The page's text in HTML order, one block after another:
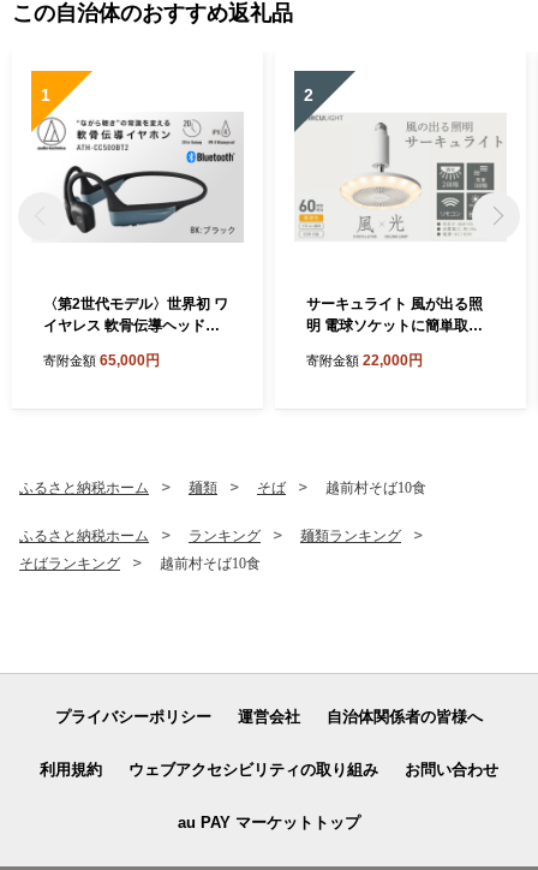
この自治体のおすすめ返礼品
1
〈第2世代モデル〉世界初 ワ
イヤレス 軟骨伝導ヘッドホ
ク） オーディオテクニカ
寄附金額 65,000円
2
サーキュライト 風が出る照
明 電球ソケットに簡単取付
シャ】
寄附金額 22,000円
ふるさと納税ホーム 麺類 そば 越前村そば10食
ふるさと納税ホーム ランキング
麺類ランキング
そばランキング
越前村そば10食
プライバシーポリシー 運営会社 自治体関係者の皆様へ
利用規約 ウェブアクセシビリティの取り組み お問い合わせ
au PAY マーケットトップ